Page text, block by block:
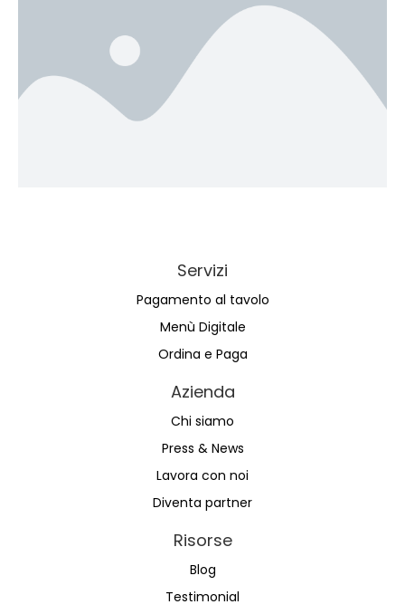
Servizi
Pagamento al tavolo
Menù Digitale
Ordina e Paga
Azienda
Chi siamo
Press & News
Lavora con noi
Diventa partner
Risorse
Blog
Testimonial